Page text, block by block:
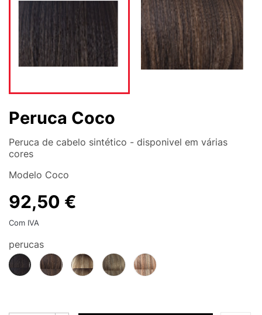
Peruca Coco
Peruca de cabelo sintético - disponivel em várias
cores
Modelo Coco
92,50 €
Com IVA
perucas
dark
chocolate
ginger
brown
spring
honey
mochaccinomaple
sugar